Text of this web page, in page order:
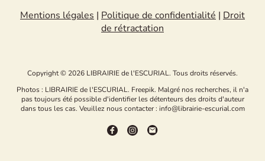
Mentions légales | Politique de confidentialité | Droit
de rétractation
Copyright © 2026 LIBRAIRIE de l'ESCURIAL. Tous droits réservés.
Photos : LIBRAIRIE de l'ESCURIAL. Freepik. Malgré nos recherches, il n'a
pas toujours été possible d'identifier les détenteurs des droits d'auteur
dans tous les cas. Veuillez nous contacter : info@librairie-escurial.com